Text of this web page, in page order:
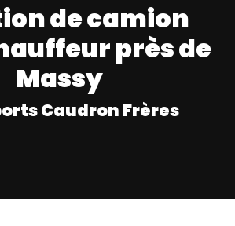
de camion
près de
Massy
Caudron Frères